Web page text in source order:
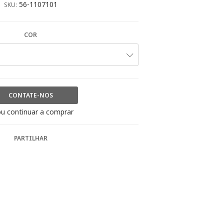
SKU: 56-1107101
COR
CONTATE-NOS
continuar a comprar
PARTILHAR